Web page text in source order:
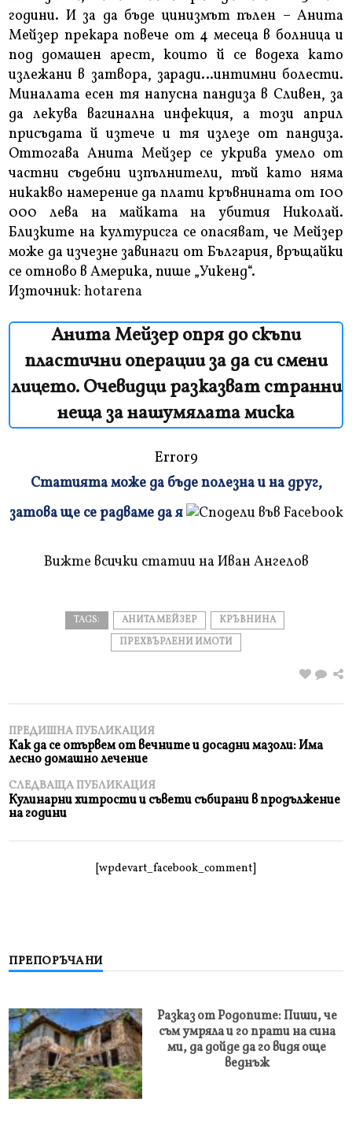
години. И за да бъде цинизмът пълен – Анита
Мейзер прекара повече от 4 месеца в болница и
под домашен арест, които й се водеха като
излежани в затвора, заради…интимни болести.
Миналата есен тя напусна пандиза в Сливен, за
да лекува вагинална инфекция, а този април
присъдата й изтече и тя излезе от пандиза.
Оттогава Анита Мейзер се укрива умело от
частни съдебни изпълнители, тъй като няма
никакво намерение да плати кръвнината от 100
000 лева на майката на убития Николай.
Близките на културисга се опасяват, че Мейзер
може да изчезне завинаги от България, връщайки
се отново в Америка, пише „Уикенд“.
Източник: hotarena
Анита Мейзер опря до скъпи
пластични операции за да си смени
лицето. Очевидци разказват странни
неща за нашумялата миска
Error9
и
Статията може да бъде полезна и на друг,
затова ще се радваме да я
Вижте всички статии на Иван Ангелов
TAGS: АНИТА МЕЙЗЕР
КРЪВНИНА
ПРЕХВЪРЛЕНИ ИМОТИ
ПРЕДИШНА ПУБЛИКАЦИЯ
Как да се отървем от вечните и досадни мазоли: Има
лесно домашно лечение
СЛЕДВАЩА ПУБЛИКАЦИЯ
Кулинарни хитрости и съвети събирани в продължение
на години
[wpdevart_facebook_comment]
ПРЕПОРЪЧАНИ
Разказ от Родопите: Пиши, че
съм умряла и го прати на сина
ми, да дойде да го видя още
веднъж